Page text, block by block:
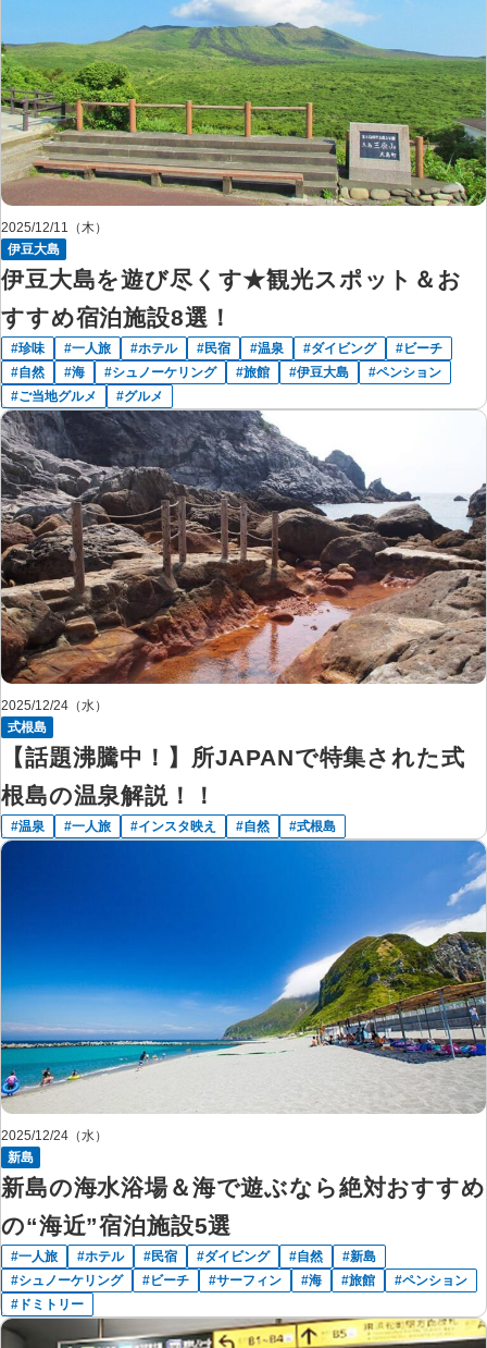
2025/12/11（木）
伊豆大島
伊豆大島を遊び尽くす★観光スポット＆お
すすめ宿泊施設8選！
珍味 一人旅 ホテル 民宿 温泉 ダイビング
ビーチ
自然
海 シュノーケリング 旅館 伊豆大島
ペンション
ご当地グルメ
グルメ
2025/12/24（水）
式根島
【話題沸騰中！】所JAPANで特集された式
根島の温泉解説！！
温泉 一人旅 インスタ映え 自然 式根島
2025/12/24（水）
新島
新島の海水浴場＆海で遊ぶなら絶対おすすめ
の“海近”宿泊施設5選
一人旅 ホテル 民宿 ダイビング 自然
新島
シュノーケリング
ビーチ サーフィン 海 旅館
ペンション
ドミトリー